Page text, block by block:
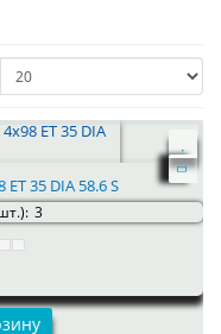
35 DIA 58.6 S
3